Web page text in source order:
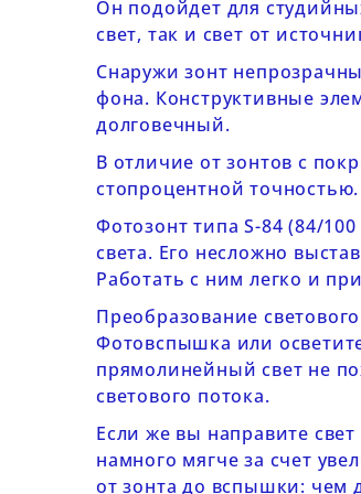
Он подойдет для
свет, так и свет от
Снаружи зонт
фона. Конструктивные
долговечный.
В отличие от зонтов с
стопроцентной точностью.
Фотозонт типаS-84 (84/
света. Его несложно
Работать с ним легко и
Преобразование
Фотовспышка или
прямолинейный свет не
светового потока.
Если же вы направите
намного мягче за счет
от зонта до вспышки: чем